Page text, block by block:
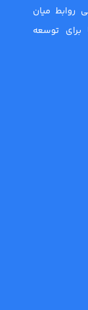
روابط میان
توسعه